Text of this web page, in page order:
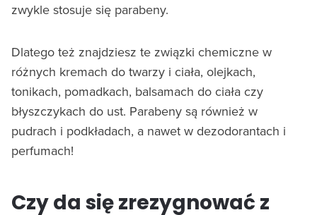
zwykle stosuje się parabeny.
Dlatego też znajdziesz te związki chemiczne w
różnych kremach do twarzy i ciała, olejkach,
tonikach, pomadkach, balsamach do ciała czy
błyszczykach do ust. Parabeny są również w
pudrach i podkładach, a nawet w dezodorantach i
perfumach!
Czy da się zrezygnować z